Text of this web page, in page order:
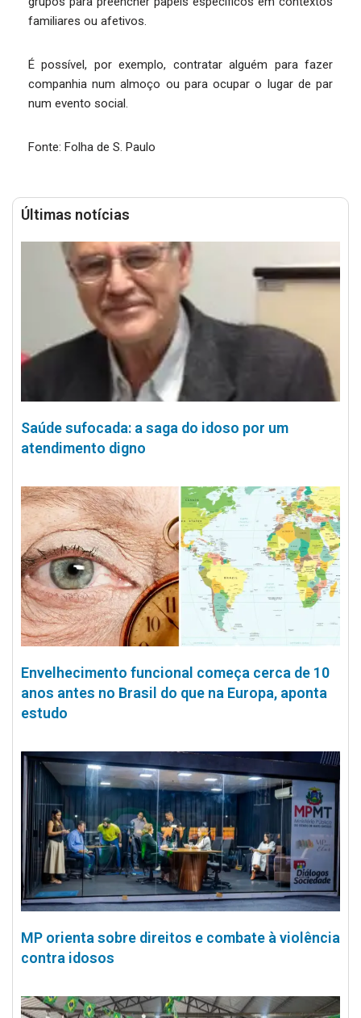
familiares ou afetivos.
É possível, por exemplo, contratar alguém para fazer
companhia num almoço ou para ocupar o lugar de par
num evento social.
Fonte: Folha de S. Paulo
Últimas notícias
Saúde sufocada: a saga do idoso por um
atendimento digno
Envelhecimento funcional começa cerca de 10
anos antes no Brasil do que na Europa, aponta
estudo
MP orienta sobre direitos e combate à violência
contra idosos